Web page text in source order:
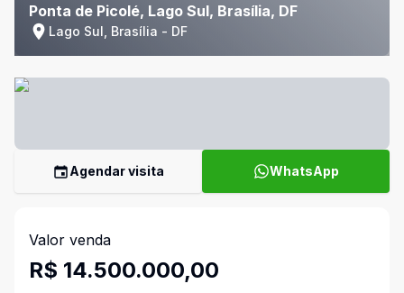
Ponta de Picolé, Lago Sul, Brasília, DF
Lago Sul, Brasília - DF
Agendar visita WhatsApp
Valor venda
R$ 14.500.000,00